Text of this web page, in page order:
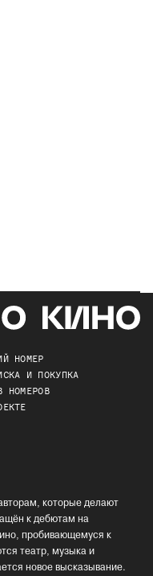
НОМЕР
И ПОКУПКА
НОМЕРОВ
которые делают
к дебютам на
пробивающемуся к
театр, музыка и
новое высказывание.